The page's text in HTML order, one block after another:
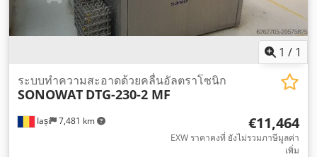
1 / 1
Iași 7,481 km
ระบบทำความสะอาดด้วยคลื่นอัลตราโซนิก
SONOWAT DTG-230-2 MF
€11,464
EXW ราคาคงที่ ยังไม่รวมภาษีมูลค่า
เพิ่ม